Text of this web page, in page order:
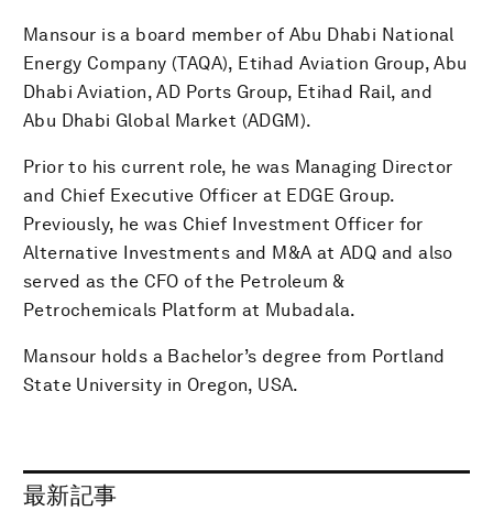
Mansour is a board member of Abu Dhabi National
Energy Company (TAQA), Etihad Aviation Group, Abu
Dhabi Aviation, AD Ports Group, Etihad Rail, and
Abu Dhabi Global Market (ADGM).​
Prior to his current role, he was Managing Director
and Chief Executive Officer at EDGE Group.
Previously, he was Chief Investment Officer for
Alternative Investments and M&A at ADQ and also
served as the CFO of the Petroleum &
Petrochemicals Platform at Mubadala.​
Mansour holds a Bachelor’s degree from Portland
State University in Oregon, USA.​
最新記事